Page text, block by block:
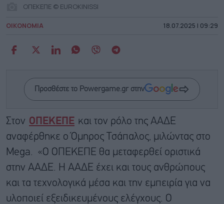
ΟΠΕΚΕΠΕ © EUROKINISSI
ΟΙΚΟΝΟΜΙΑ 18.07.2025 | 09:29
Προσθέστε το Powergame.gr στην
Στον ΟΠΕΚΕΠΕ και τον ρόλο της ΑΑΔΕ
αναφέρθηκε ο Όμηρος Τσάπαλος, μιλώντας στο
Mega. «Ο ΟΠΕΚΕΠΕ θα μεταφερθεί οριστικά
στην ΑΑΔΕ. Η ΑΑΔΕ έχει και τους ανθρώπους
και τα τεχνολογικά μέσα και την εμπειρία για να
υλοποιεί εξειδικευμένους ελέγχους. Ο